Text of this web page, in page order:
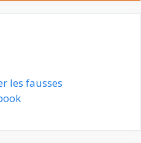
les fausses